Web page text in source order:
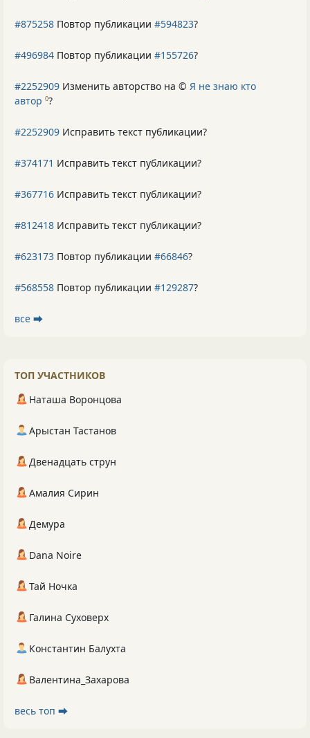
#875258 Повтор публикации #594823?
#496984 Повтор публикации #155726?
#2252909 Изменить авторство на © Я не знаю кто
автор 0?
#2252909 Исправить текст публикации?
#374171 Исправить текст публикации?
#367716 Исправить текст публикации?
#812418 Исправить текст публикации?
#623173 Повтор публикации #66846?
#568558 Повтор публикации #129287?
все ⮕
ТОП УЧАСТНИКОВ
Наташа Воронцова
Арыстан Тастанов
Двенадцать струн
Амалия Сирин
Демура
Dana Noire
Тай Ночка
Галина Суховерх
Константин Балухта
Валентина_Захарова
весь топ ⮕